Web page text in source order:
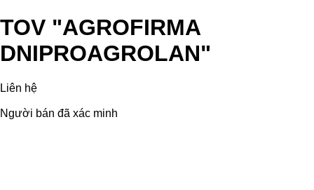
TOV "AGROFIRMA
DNIPROAGROLAN"
Liên hệ
Người bán đã xác minh